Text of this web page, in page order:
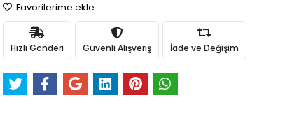
Favorilerime ekle
Hızlı Gönderi Güvenli Alışveriş İade ve Değişim